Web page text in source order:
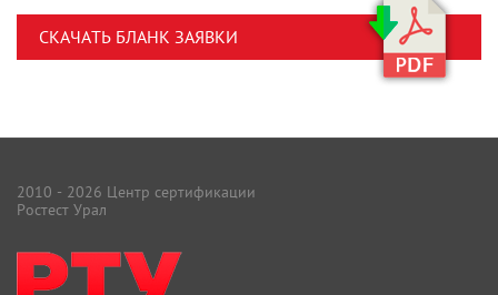
СКАЧАТЬ БЛАНК ЗАЯВКИ
2010 - 2026 Центр сертификации
Ростест Урал